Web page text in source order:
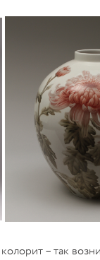
– так